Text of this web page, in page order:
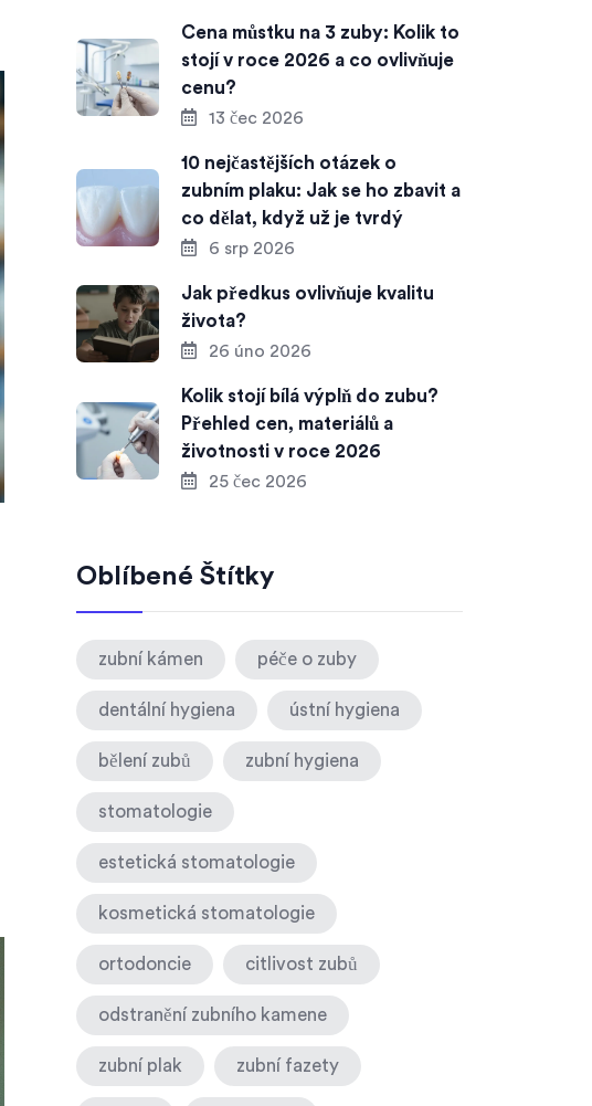
Cena můstku na 3 zuby: Kolik to
stojí v roce 2026 a co ovlivňuje
cenu?
13 čec 2026
10 nejčastějších otázek o
zubním plaku: Jak se ho zbavit a
co dělat, když už je tvrdý
6 srp 2026
Jak předkus ovlivňuje kvalitu
života?
26 úno 2026
Kolik stojí bílá výplň do zubu?
Přehled cen, materiálů a
životnosti v roce 2026
25 čec 2026
Oblíbené Štítky
zubní kámen péče o zuby
dentální hygiena ústní hygiena
bělení zubů zubní hygiena
stomatologie
estetická stomatologie
kosmetická stomatologie
ortodoncie citlivost zubů
odstranění zubního kamene
zubní plak zubní fazety